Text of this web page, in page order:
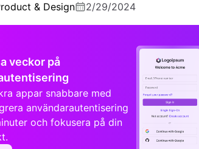
& Design 2/29/2024
veckor på
appar snabbare med
användarautentisering
och fokusera på din